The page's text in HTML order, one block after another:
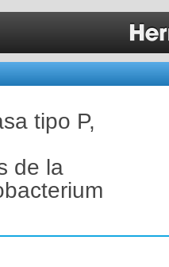
tipo P,
de la